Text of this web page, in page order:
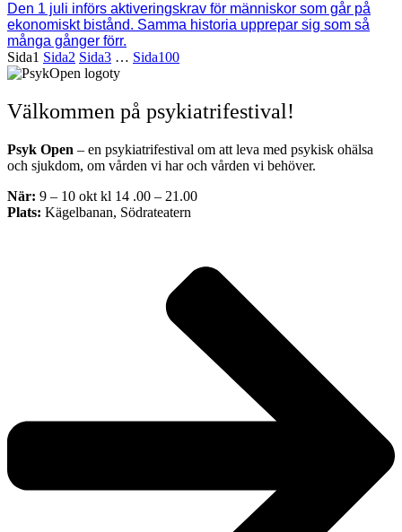
Den 1 juli införs aktiveringskrav för människor som går på
ekonomiskt bistånd. Samma historia upprepar sig som så
många gånger förr.
Sida1 Sida2 Sida3 … Sida100
Välkommen på psykiatrifestival!
Psyk Open – en psykiatrifestival om att leva med psykisk ohälsa
och sjukdom, om vården vi har och vården vi behöver.
När: 9 – 10 okt kl 14 .00 – 21.00
Plats: Kägelbanan, Södrateatern